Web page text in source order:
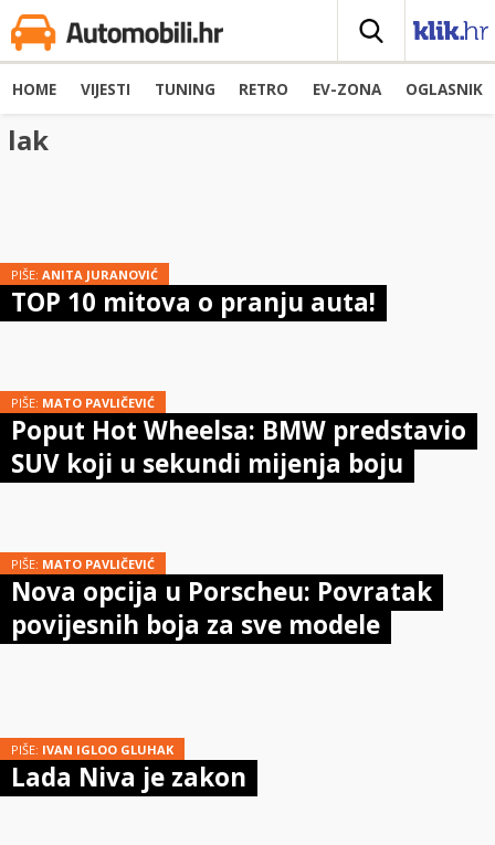
HOME VIJESTI TUNING RETRO EV-ZONA OGLASNIK
lak
PIŠE: ANITA JURANOVIĆ
TOP 10 mitova o pranju auta!
PIŠE: MATO PAVLIČEVIĆ
Poput Hot Wheelsa: BMW predstavio
SUV koji u sekundi mijenja boju
PIŠE: MATO PAVLIČEVIĆ
Nova opcija u Porscheu: Povratak
povijesnih boja za sve modele
PIŠE: IVAN IGLOO GLUHAK
Lada Niva je zakon